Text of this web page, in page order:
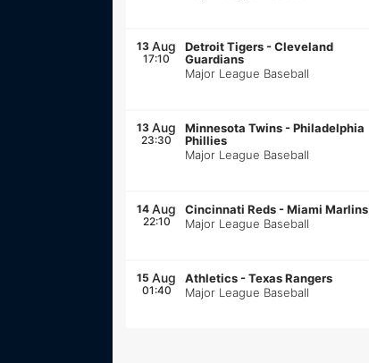
13 Aug
17:10
Detroit Tigers -Cleveland
Guardians
Major League Baseball
13 Aug
23:30
Minnesota Twins -Philadelphia
Phillies
Major League Baseball
14 Aug
22:10
Cincinnati Reds -Miami Marlins
Major League Baseball
15 Aug
01:40
Athletics -Texas Rangers
Major League Baseball